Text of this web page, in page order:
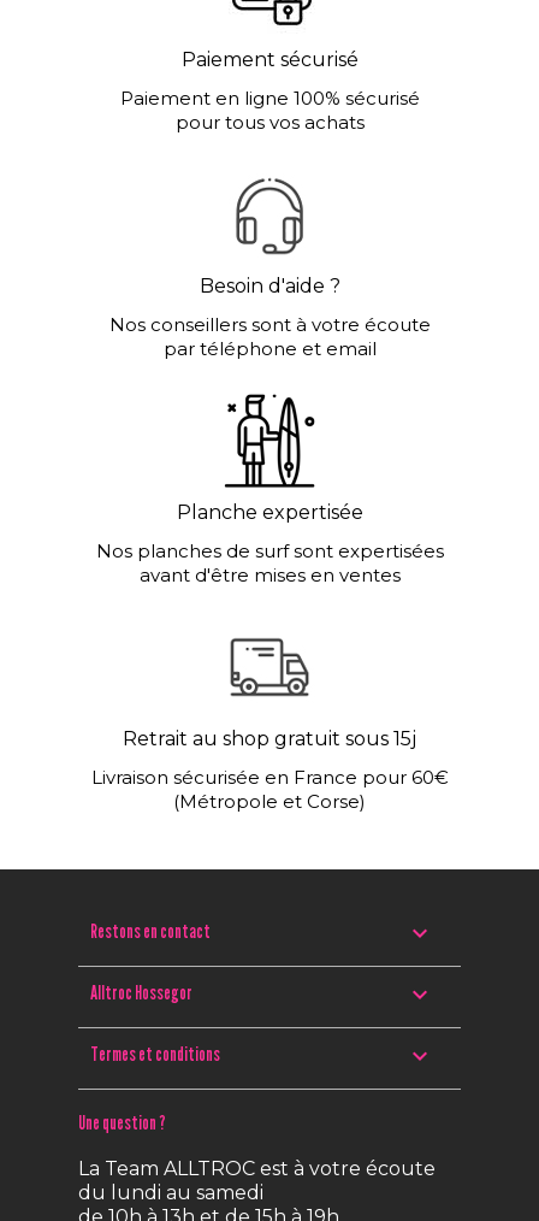
Paiement sécurisé
Paiement en ligne 100% sécurisé
pour tous vos achats
Besoin d'aide ?
Nos conseillers sont à votre écoute
par téléphone et email
Planche expertisée
Nos planches de surf sont expertisées
avant d'être mises en ventes
Retrait au shop gratuit sous 15j
Livraison sécurisée en France pour 60€
(Métropole et Corse)
Restons en contact 
Alltroc Hossegor 
Termes et conditions 
Une question ?
La Team ALLTROC est à votre écoute
du lundi au samedi